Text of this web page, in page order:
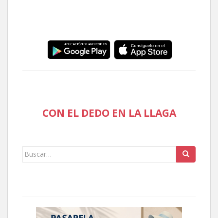
CON EL DEDO EN LA LLAGA
Buscar: